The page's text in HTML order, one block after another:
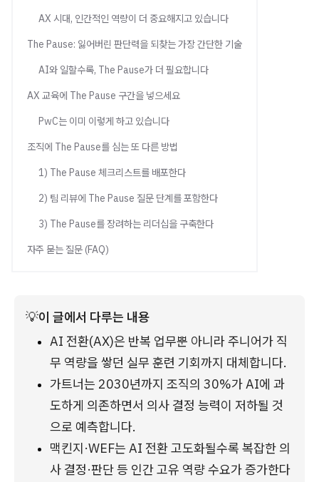
AX 시대, 인간적인 역량이 더 중요해지고 있습니다
The Pause: 잃어버린 판단력을 되찾는 가장 간단한 기술
AI와 일할수록, The Pause가 더 필요합니다
AX 교육에 The Pause 구간을 넣으세요
PwC는 이미 이렇게 하고 있습니다
조직에 The Pause를 심는 또 다른 방법
1) The Pause 체크리스트를 배포한다
2) 팀 리뷰에 The Pause 질문 단계를 포함한다
3) The Pause를 장려하는 리더십을 구축한다
자주 묻는 질문 (FAQ)
💡이 글에서 다루는 내용
AI 전환(AX)은 반복 업무뿐 아니라 주니어가 직
무 역량을 쌓던 실무 훈련 기회까지 대체합니다.
가트너는 2030년까지 조직의 30%가 AI에 과
도하게 의존하면서 의사 결정 능력이 저하될 것
으로 예측합니다.
맥킨지·WEF는 AI 전환 고도화될수록 복잡한 의
사 결정·판단 등 인간 고유 역량 수요가 증가한다